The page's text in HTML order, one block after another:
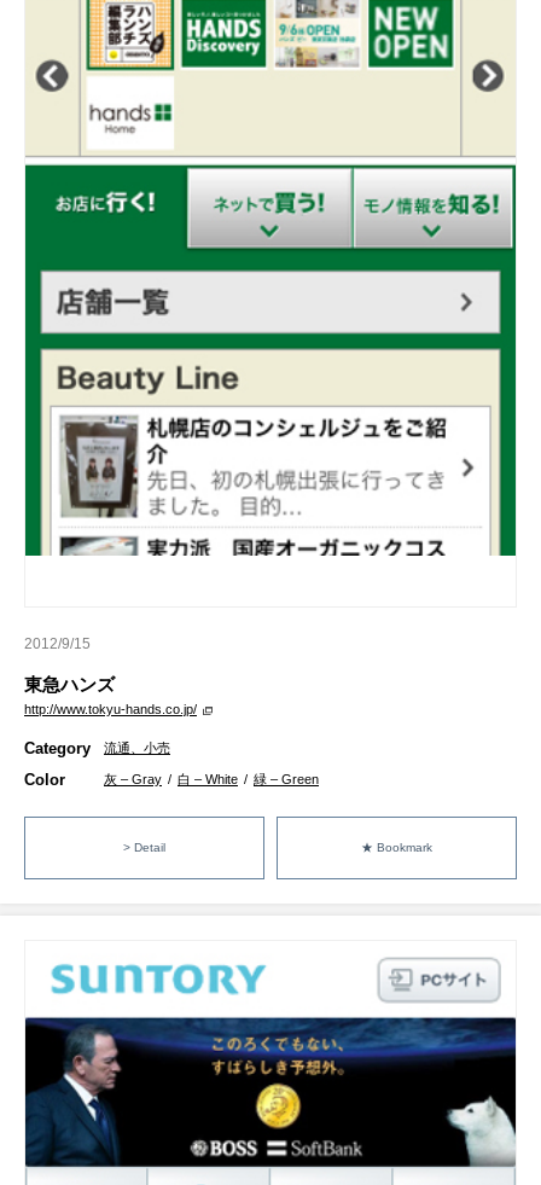
2012/9/15
東急ハンズ
http://www.tokyu-hands.co.jp/
Category 流通、小売
Color 灰 – Gray / 白 – White / 緑 – Green
> Detail ★ Bookmark